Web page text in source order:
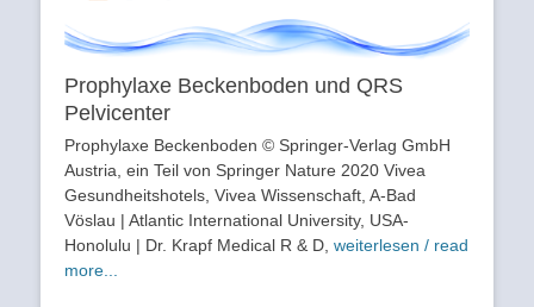
Prophylaxe Beckenboden und QRS
Pelvicenter
Prophylaxe Beckenboden © Springer-Verlag GmbH
Austria, ein Teil von Springer Nature 2020 Vivea
Gesundheitshotels, Vivea Wissenschaft, A-Bad
Vöslau | Atlantic International University, USA-
Honolulu | Dr. Krapf Medical R & D, weiterlesen / read
more...